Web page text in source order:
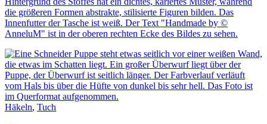
Häkeln, Tuch